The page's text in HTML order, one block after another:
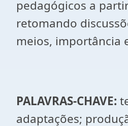
pedagógicos a
retomando
meios, importância
PALAVRAS-CHAVE:
adaptações;